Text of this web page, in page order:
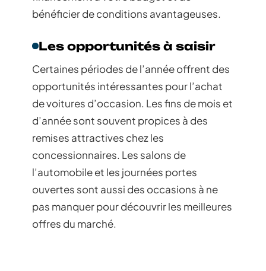
options s’offrent à vous :
de votre banque ou d’un organisme financier.
Location avec option d’achat (LOA) :Louez
votre voiture avec la possibilité de l’acheter
en fin de contrat.
Ces solutions permettent d’ajuster le
financement à votre budget et de
bénéficier de conditions avantageuses.
Les opportunités à saisir
Certaines périodes de l’année offrent des